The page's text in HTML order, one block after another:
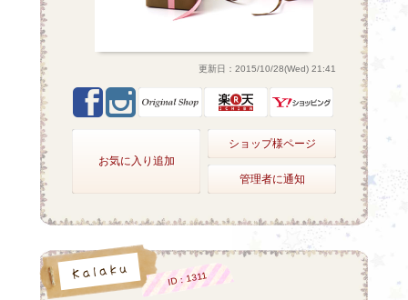
更新日：2015/10/28(Wed) 21:41
お気に入り追加
ショップ様ページ
管理者に通知
ID：1311